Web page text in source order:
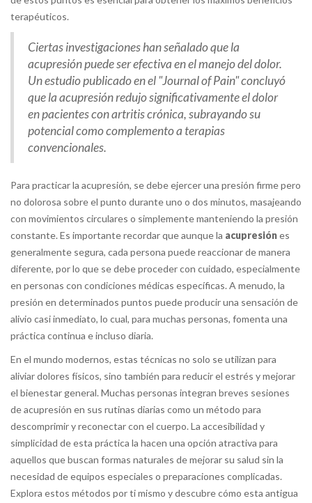
terapéuticos.
Ciertas investigaciones han señalado que la
acupresión puede ser efectiva en el manejo del dolor.
Un estudio publicado en el "Journal of Pain" concluyó
que la acupresión redujo significativamente el dolor
en pacientes con artritis crónica, subrayando su
potencial como complemento a terapias
convencionales.
Para practicar la acupresión, se debe ejercer una presión firme pero
no dolorosa sobre el punto durante uno o dos minutos, masajeando
con movimientos circulares o simplemente manteniendo la presión
constante. Es importante recordar que aunque la acupresiónes
generalmente segura, cada persona puede reaccionar de manera
diferente, por lo que se debe proceder con cuidado, especialmente
en personas con condiciones médicas específicas. A menudo, la
presión en determinados puntos puede producir una sensación de
alivio casi inmediato, lo cual, para muchas personas, fomenta una
práctica continua e incluso diaria.
En el mundo modernos, estas técnicas no solo se utilizan para
aliviar dolores físicos, sino también para reducir el estrés y mejorar
el bienestar general. Muchas personas integran breves sesiones
de acupresión en sus rutinas diarias como un método para
descomprimir y reconectar con el cuerpo. La accesibilidad y
simplicidad de esta práctica la hacen una opción atractiva para
aquellos que buscan formas naturales de mejorar su salud sin la
necesidad de equipos especiales o preparaciones complicadas.
Explora estos métodos por ti mismo y descubre cómo esta antigua